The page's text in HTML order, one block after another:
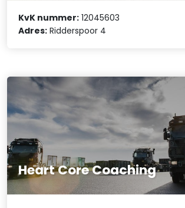
KvK nummer: 12045603
Adres: Ridderspoor 4
Heart Core Coaching